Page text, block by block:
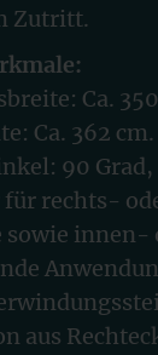
Zutritt.
Ca.
Ca. 362 cm.
90
rechts-
innen-
aus